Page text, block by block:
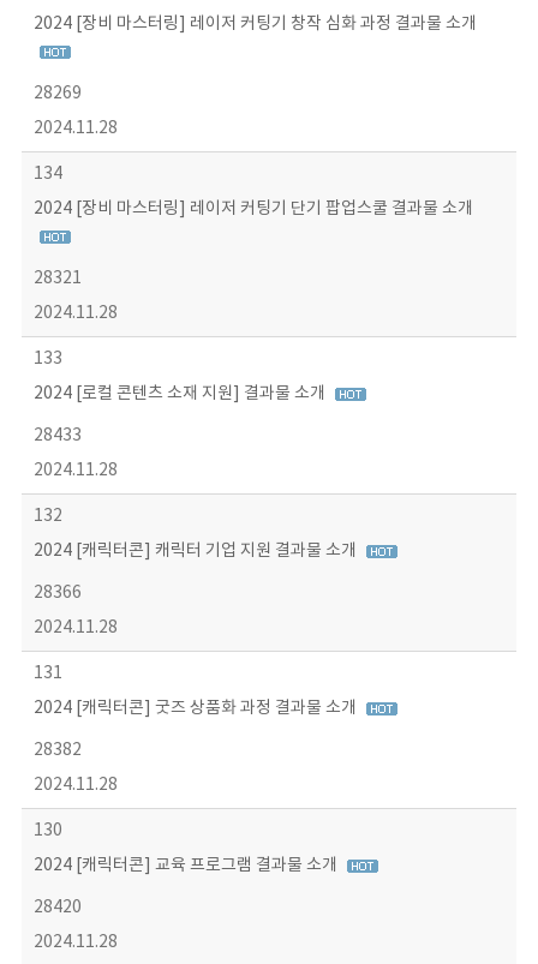
2024 [장비 마스터링] 레이저 커팅기 창작 심화 과정 결과물 소개
28269
2024.11.28
134
2024 [장비 마스터링] 레이저 커팅기 단기 팝업스쿨 결과물 소개
28321
2024.11.28
133
2024 [로컬 콘텐츠 소재 지원] 결과물 소개
28433
2024.11.28
132
2024 [캐릭터콘] 캐릭터 기업 지원 결과물 소개
28366
2024.11.28
131
2024 [캐릭터콘] 굿즈 상품화 과정 결과물 소개
28382
2024.11.28
130
2024 [캐릭터콘] 교육 프로그램 결과물 소개
28420
2024.11.28